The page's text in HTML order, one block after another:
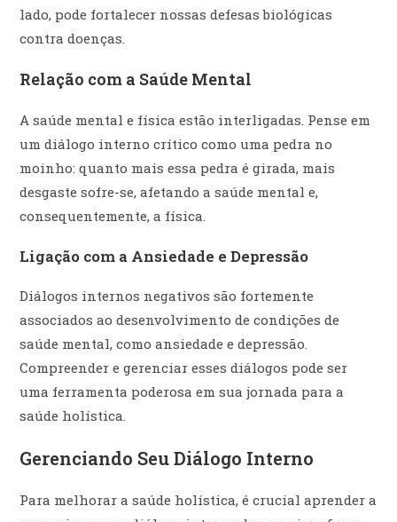
lado, pode fortalecer nossas defesas biológicas
contra doenças.
Relação com a Saúde Mental
A saúde mental e física estão interligadas. Pense em
um diálogo interno crítico como uma pedra no
moinho: quanto mais essa pedra é girada, mais
desgaste sofre-se, afetando a saúde mental e,
consequentemente, a física.
Ligação com a Ansiedade e Depressão
Diálogos internos negativos são fortemente
associados ao desenvolvimento de condições de
saúde mental, como ansiedade e depressão.
Compreender e gerenciar esses diálogos pode ser
uma ferramenta poderosa em sua jornada para a
saúde holística.
Gerenciando Seu Diálogo Interno
Para melhorar a saúde holística, é crucial aprender a